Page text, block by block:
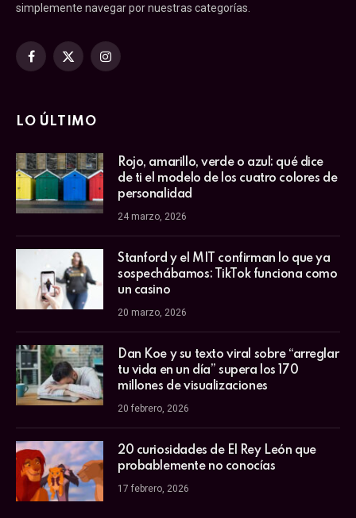
simplemente navegar por nuestras categorías.
Facebook
X
Instagram
LO ÚLTIMO
Rojo, amarillo, verde o azul: qué dice
de ti el modelo de los cuatro colores de
personalidad
24 marzo, 2026
Stanford y el MIT confirman lo que ya
sospechábamos: TikTok funciona como
un casino
20 marzo, 2026
Dan Koe y su texto viral sobre “arreglar
tu vida en un día” supera los 170
millones de visualizaciones
20 febrero, 2026
20 curiosidades de El Rey León que
probablemente no conocías
17 febrero, 2026